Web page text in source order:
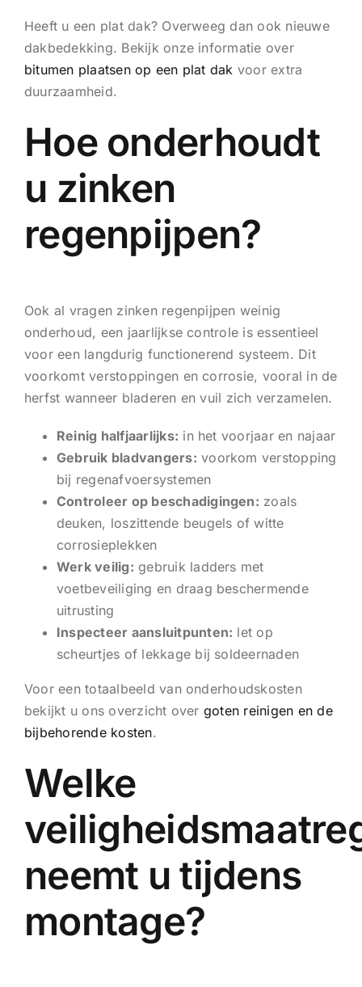
Heeft u een plat dak? Overweeg dan ook nieuwe
dakbedekking. Bekijk onze informatie over
bitumen plaatsen op een plat dak voor extra
duurzaamheid.
Hoe onderhoudt
u zinken
regenpijpen?
Ook al vragen zinken regenpijpen weinig
onderhoud, een jaarlijkse controle is essentieel
voor een langdurig functionerend systeem. Dit
voorkomt verstoppingen en corrosie, vooral in de
herfst wanneer bladeren en vuil zich verzamelen.
Reinig halfjaarlijks: in het voorjaar en najaar
Gebruik bladvangers: voorkom verstopping
bij regenafvoersystemen
Controleer op beschadigingen: zoals
deuken, loszittende beugels of witte
corrosieplekken
Werk veilig: gebruik ladders met
voetbeveiliging en draag beschermende
uitrusting
Inspecteer aansluitpunten: let op
scheurtjes of lekkage bij soldeernaden
Voor een totaalbeeld van onderhoudskosten
bekijkt u ons overzicht over goten reinigen en de
bijbehorende kosten.
Welke
neemt u tijdens
montage?